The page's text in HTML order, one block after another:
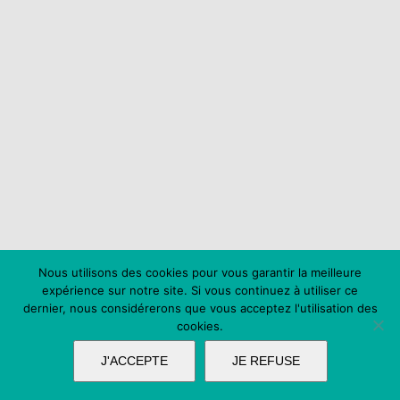
Nous utilisons des cookies pour vous garantir la meilleure
expérience sur notre site. Si vous continuez à utiliser ce
dernier, nous considérerons que vous acceptez l'utilisation des
cookies.
J'ACCEPTE JE REFUSE